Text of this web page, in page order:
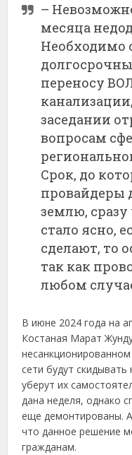
–
месяца
Необходимо
переносу
заседании
вопросам
Срок, до
провайдеры
землю,
стало ясно,
сделают, то
так как
любом
В июне 2024 года на
Костаная Марат
сети будут
уберут их
дана неделя, однако
еще демонтированы.
что данное решение
гражданам.